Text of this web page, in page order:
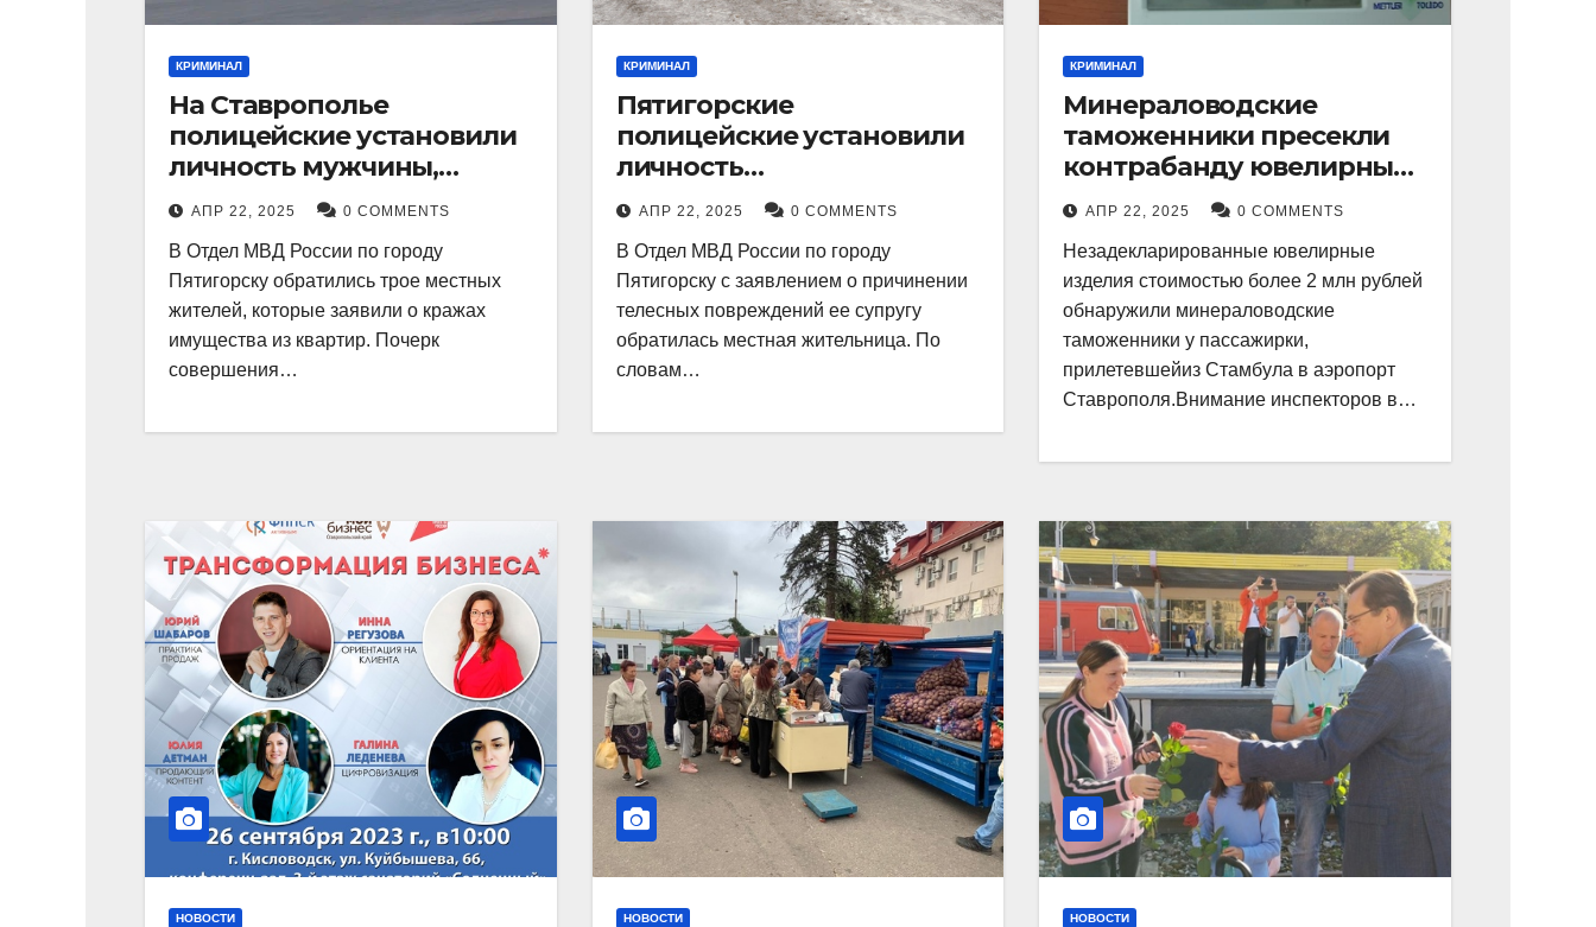
КРИМИНАЛ
На Ставрополье
полицейские установили
личность мужчины,
причастного к кражам
имущества из квартир в
Пятигорске
АПР 22, 2025 0 COMMENTS
В Отдел МВД России по городу
Пятигорску обратились трое местных
жителей, которые заявили о кражах
имущества из квартир. Почерк
совершения…
КРИМИНАЛ
Пятигорские
полицейские установили
личность
злоумышленника,
причинившего телесные
повреждения местному
жителю
АПР 22, 2025 0 COMMENTS
В Отдел МВД России по городу
Пятигорску с заявлением о причинении
телесных повреждений ее супругу
обратилась местная жительница. По
словам…
КРИМИНАЛ
Минераловодские
таможенники пресекли
контрабанду ювелирных
изделий на 2 млн рублей
АПР 22, 2025 0 COMMENTS
Незадекларированные ювелирные
изделия стоимостью более 2 млн рублей
обнаружили минераловодские
таможенники у пассажирки,
прилетевшейиз Стамбула в аэропорт
Ставрополя.Внимание инспекторов в…
НОВОСТИ НОВОСТИ НОВОСТИ